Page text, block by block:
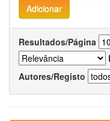
Resultados/Página
Autores/Registo